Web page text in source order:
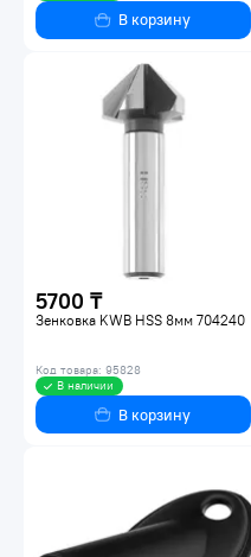
В корзину
5700 ₸
Зенковка KWB HSS 8мм 704240
Код товара: 95828
В наличии
В корзину